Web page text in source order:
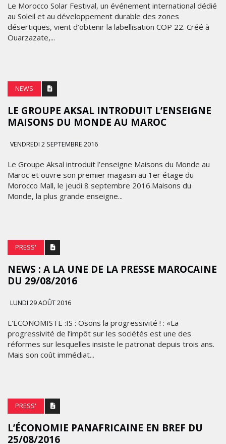
Le Morocco Solar Festival, un événement international dédié
au Soleil et au développement durable des zones
désertiques, vient d’obtenir la labellisation COP 22. Créé à
Ouarzazate,...
NEWS
LE GROUPE AKSAL INTRODUIT L’ENSEIGNE
MAISONS DU MONDE AU MAROC
VENDREDI 2 SEPTEMBRE 2016
Le Groupe Aksal introduit l’enseigne Maisons du Monde au
Maroc et ouvre son premier magasin au 1er étage du
Morocco Mall, le jeudi 8 septembre 2016.Maisons du
Monde, la plus grande enseigne...
PRESS'
NEWS : A LA UNE DE LA PRESSE MAROCAINE
DU 29/08/2016
LUNDI 29 AOÛT 2016
L'ECONOMISTE :IS : Osons la progressivité ! : «La
progressivité de l’impôt sur les sociétés est une des
réformes sur lesquelles insiste le patronat depuis trois ans.
Mais son coût immédiat...
PRESS'
L’ÉCONOMIE PANAFRICAINE EN BREF DU
25/08/2016